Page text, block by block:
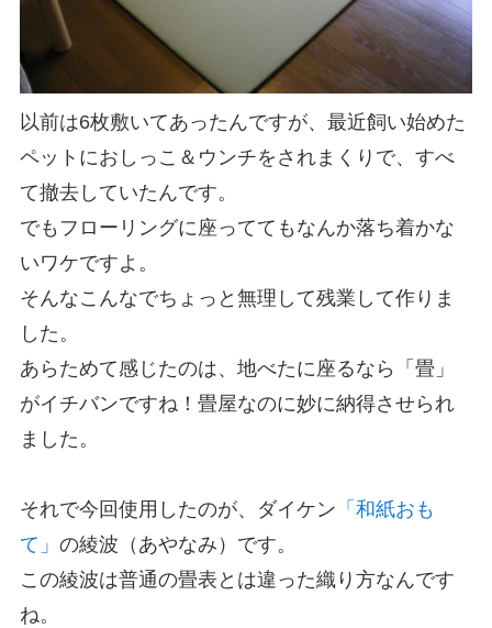
以前は6枚敷いてあったんですが、最近飼い始めた
ペットにおしっこ＆ウンチをされまくりで、すべ
て撤去していたんです。
でもフローリングに座っててもなんか落ち着かな
いワケですよ。
そんなこんなでちょっと無理して残業して作りま
した。
あらためて感じたのは、地べたに座るなら「畳」
がイチバンですね！畳屋なのに妙に納得させられ
ました。
それで今回使用したのが、ダイケン 「和紙おも
て」 の綾波（あやなみ）です。
この綾波は普通の畳表とは違った織り方なんです
ね。